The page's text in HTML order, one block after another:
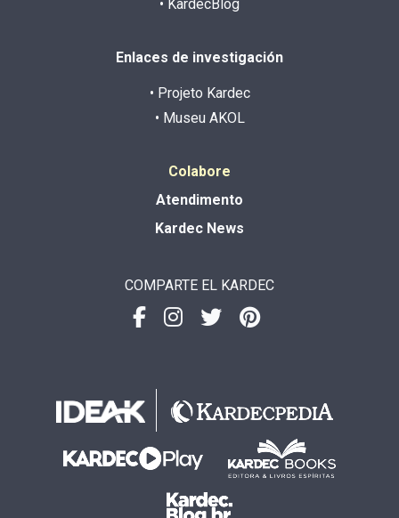
• KardecBlog
Enlaces de investigación
• Projeto Kardec
• Museu AKOL
Colabore
Atendimento
Kardec News
COMPARTE EL KARDEC